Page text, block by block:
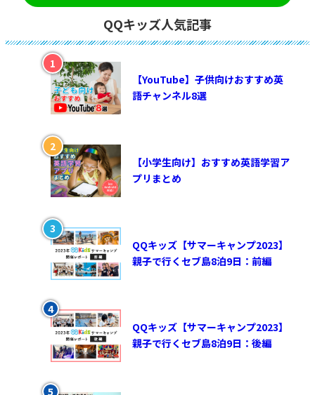
QQキッズ人気記事
【YouTube】子供向けおすすめ英
語チャンネル8選
【小学生向け】おすすめ英語学習ア
プリまとめ
QQキッズ【サマーキャンプ2023】
親子で行くセブ島8泊9日：前編
QQキッズ【サマーキャンプ2023】
親子で行くセブ島8泊9日：後編